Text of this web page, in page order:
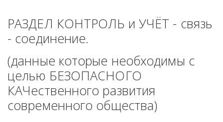
РАЗДЕЛ КОНТРОЛЬ и УЧЁТ - связь
- соединение.
(данные которые необходимы с
целью БЕЗОПАСНОГО
КАЧественного развития
современного общества)